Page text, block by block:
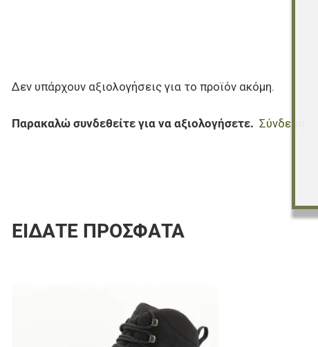
Δεν υπάρχουν αξιολογήσεις για το προϊόν ακόμη.
Παρακαλώ συνδεθείτε για να αξιολογήσετε. Σύνδεση
ΕΊΔΑΤΕ ΠΡΌΣΦΑΤΑ